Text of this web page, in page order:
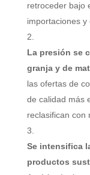
retroceder bajo
importaciones y
La presión se
granja y de
las ofertas de
de calidad más
reclasifican con
Se intensifica
productos